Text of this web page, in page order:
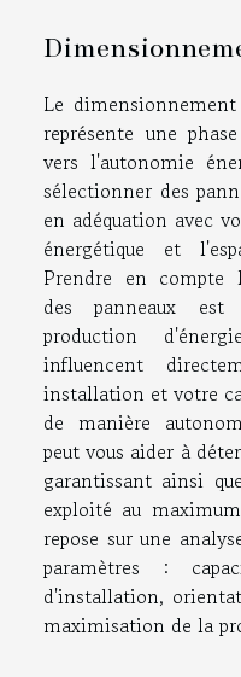
Le
représente une
vers l'autonomie
sélectionner des
en adéquation avec
énergétique et
Prendre en
des panneaux
production
influencent
installation et votre
de manière
peut vous aider à
garantissant ainsi
exploité au
repose sur une
paramètres :
d'installation,
maximisation de la